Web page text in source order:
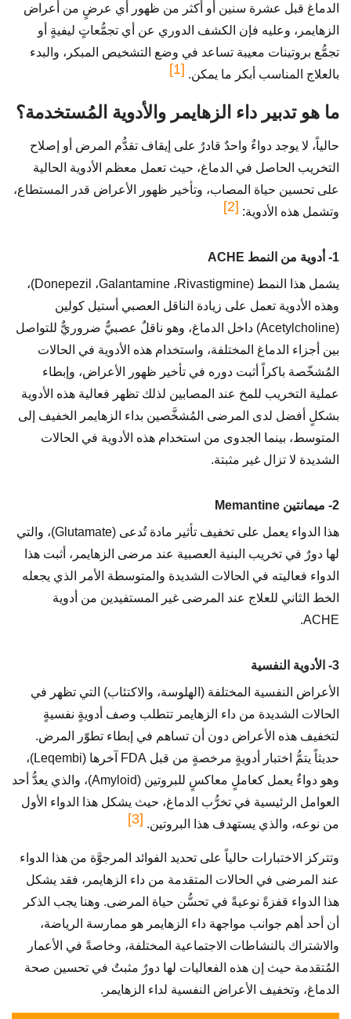
الدماغ قبل عشرة سنين أو أكثر من ظهور أي عرضٍ من أعراض
الزهايمر، وعليه فإن الكشف الدوري عن أي تجمُّعاتٍ ليفيةٍ أو
تجمُّع بروتينات معيبة تساعد في وضع التشخيص المبكر، والبدء
بالعلاج المناسب أبكر ما يمكن. [1]
ما هو تدبير داء الزهايمر والأدوية المُستخدمة؟
حالياً، لا يوجد دواءٌ واحدٌ قادرٌ على إيقاف تقدُّم المرض أو إصلاح
التخريب الحاصل في الدماغ، حيث تعمل معظم الأدوية الحالية
على تحسين حياة المصاب، وتأخير ظهور الأعراض قدر المستطاع،
وتشمل هذه الأدوية: [2]
1- أدوية من النمط ACHE
يشمل هذا النمط (Donepezil ،Galantamine ،Rivastigmine)،
وهذه الأدوية تعمل على زيادة الناقل العصبي أستيل كولين
(Acetylcholine) داخل الدماغ، وهو ناقلٌ عصبيٌّ ضروريٌّ للتواصل
بين أجزاء الدماغ المختلفة، واستخدام هذه الأدوية في الحالات
المُشخّصة باكراً أثبت دوره في تأخير ظهور الأعراض، وإبطاء
عملية التخريب للمخ عند المصابين لذلك تظهر فعالية هذه الأدوية
بشكلٍ أفضل لدى المرضى المُشخَّصين بداء الزهايمر الخفيف إلى
المتوسط، بينما الجدوى من استخدام هذه الأدوية في الحالات
الشديدة لا تزال غير مثبتة.
2- ميمانتين Memantine
هذا الدواء يعمل على تخفيف تأثير مادة تُدعى (Glutamate)، والتي
لها دورٌ في تخريب البنية العصبية عند مرضى الزهايمر، أثبت هذا
الدواء فعاليته في الحالات الشديدة والمتوسطة الأمر الذي يجعله
الخط الثاني للعلاج عند المرضى غير المستفيدين من أدوية
ACHE.
3- الأدوية النفسية
الأعراض النفسية المختلفة (الهلوسة، والاكتئاب) التي تظهر في
الحالات الشديدة من داء الزهايمر تتطلب وصف أدويةٍ نفسيةٍ
لتخفيف هذه الأعراض دون أن تساهم في إبطاء تطوّر المرض.
حديثاً يتمُّ اختبار أدويةٍ مرخصةٍ من قبل FDA آخرها (Leqembi)،
وهو دواءٌ يعمل كعاملٍ معاكسٍ للبروتين (Amyloid)، والذي يعدُّ أحد
العوامل الرئيسية في تخرُّب الدماغ، حيث يشكل هذا الدواء الأول
من نوعه، والذي يستهدف هذا البروتين. [3]
وتتركز الاختبارات حالياً على تحديد الفوائد المرجوَّة من هذا الدواء
عند المرضى في الحالات المتقدمة من داء الزهايمر، فقد يشكل
هذا الدواء قفزةً نوعيةً في تحسُّن حياة المرضى. وهنا يجب الذكر
أن أحد أهم جوانب مواجهة داء الزهايمر هو ممارسة الرياضة،
والاشتراك بالنشاطات الاجتماعية المختلفة، وخاصةً في الأعمار
المُتقدمة حيث إن هذه الفعاليات لها دورٌ مثبتٌ في تحسين صحة
الدماغ، وتخفيف الأعراض النفسية لداء الزهايمر.